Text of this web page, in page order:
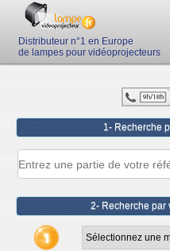
Distributeur n°1 en Europe
de lampes pour vidéoprojecteurs
1- Recherche
2- Recherche